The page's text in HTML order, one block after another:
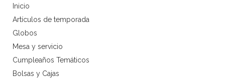
Inicio
Artículos de temporada
Globos
Mesa y servicio
Cumpleaños Temáticos
Bolsas y Cajas